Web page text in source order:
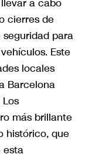
a cabo
cierres de
para
Este
locales
Barcelona
más brillante
histórico, que
esta